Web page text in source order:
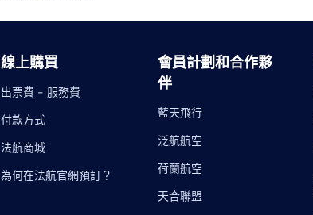
線上購買
出票費 - 服務費
付款方式
法航商城
為何在法航官網預訂？
會員計劃和合作夥
伴
藍天飛行
泛航航空
荷蘭航空
天合聯盟